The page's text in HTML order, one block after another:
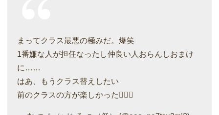
まってクラス最悪の極みだ。爆笑
1番嫌な人が担任なったし仲良い人おらんしおまけ
に……
はあ、もうクラス替えしたい
前のクラスの方が楽しかった🤦🏻‍♀️